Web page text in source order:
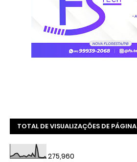
TOTAL DE VISUALIZAÇÕES DE PÁGINA
275,960